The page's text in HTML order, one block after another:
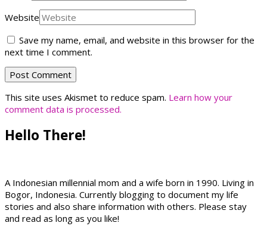
Website
Save my name, email, and website in this browser for the
next time I comment.
This site uses Akismet to reduce spam. Learn how your
comment data is processed.
Hello There!
A Indonesian millennial mom and a wife born in 1990. Living in
Bogor, Indonesia. Currently blogging to document my life
stories and also share information with others. Please stay
and read as long as you like!